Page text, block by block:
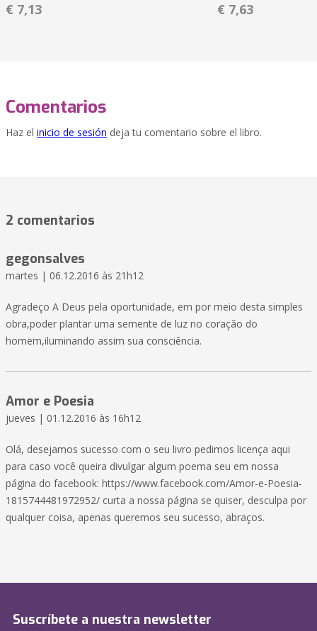
€ 7,13 € 7,63
Comentarios
Haz el inicio de sesión deja tu comentario sobre el libro.
2 comentarios
gegonsalves
martes | 06.12.2016 às 21h12
Agradeço A Deus pela oportunidade, em por meio desta simples
obra,poder plantar uma semente de luz no coração do
homem,iluminando assim sua consciência.
Amor e Poesia
jueves | 01.12.2016 às 16h12
Olá, desejamos sucesso com o seu livro pedimos licença aqui
para caso você queira divulgar algum poema seu em nossa
página do facebook: https://www.facebook.com/Amor-e-Poesia-
1815744481972952/ curta a nossa página se quiser, desculpa por
qualquer coisa, apenas queremos seu sucesso, abraços.
Suscríbete a nuestra newsletter